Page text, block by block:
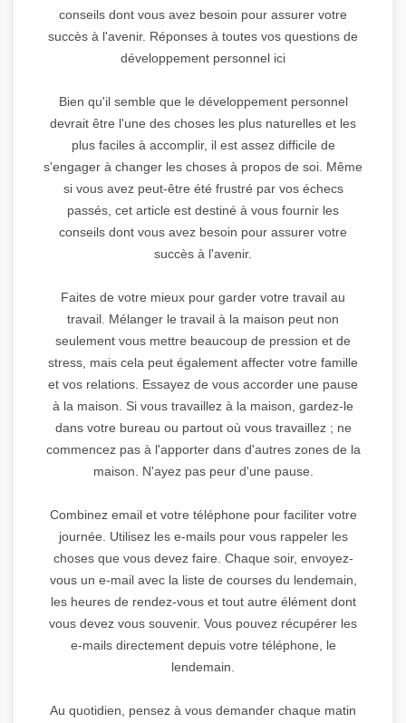
conseils dont vous avez besoin pour assurer votre
succès à l'avenir. Réponses à toutes vos questions de
développement personnel ici
Bien qu'il semble que le développement personnel
devrait être l'une des choses les plus naturelles et les
plus faciles à accomplir, il est assez difficile de
s'engager à changer les choses à propos de soi. Même
si vous avez peut-être été frustré par vos échecs
passés, cet article est destiné à vous fournir les
conseils dont vous avez besoin pour assurer votre
succès à l'avenir.
Faites de votre mieux pour garder votre travail au
travail. Mélanger le travail à la maison peut non
seulement vous mettre beaucoup de pression et de
stress, mais cela peut également affecter votre famille
et vos relations. Essayez de vous accorder une pause
à la maison. Si vous travaillez à la maison, gardez-le
dans votre bureau ou partout où vous travaillez ; ne
commencez pas à l'apporter dans d'autres zones de la
maison. N'ayez pas peur d'une pause.
Combinez email et votre téléphone pour faciliter votre
journée. Utilisez les e-mails pour vous rappeler les
choses que vous devez faire. Chaque soir, envoyez-
vous un e-mail avec la liste de courses du lendemain,
les heures de rendez-vous et tout autre élément dont
vous devez vous souvenir. Vous pouvez récupérer les
e-mails directement depuis votre téléphone, le
lendemain.
Au quotidien, pensez à vous demander chaque matin